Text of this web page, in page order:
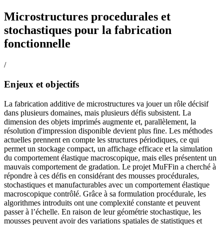
Microstructures procedurales et
stochastiques pour la fabrication
fonctionnelle
/
Enjeux et objectifs
La fabrication additive de microstructures va jouer un rôle décisif
dans plusieurs domaines, mais plusieurs défis subsistent. La
dimension des objets imprimés augmente et, parallèlement, la
résolution d'impression disponible devient plus fine. Les méthodes
actuelles prennent en compte les structures périodiques, ce qui
permet un stockage compact, un affichage efficace et la simulation
du comportement élastique macroscopique, mais elles présentent un
mauvais comportement de gradation. Le projet MuFFin a cherché à
répondre à ces défis en considérant des mousses procédurales,
stochastiques et manufacturables avec un comportement élastique
macroscopique contrôlé. Grâce à sa formulation procédurale, les
algorithmes introduits ont une complexité constante et peuvent
passer à l’échelle. En raison de leur géométrie stochastique, les
mousses peuvent avoir des variations spatiales de statistiques et